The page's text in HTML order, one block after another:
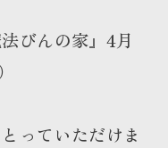
びんの家』4月
っていただけま